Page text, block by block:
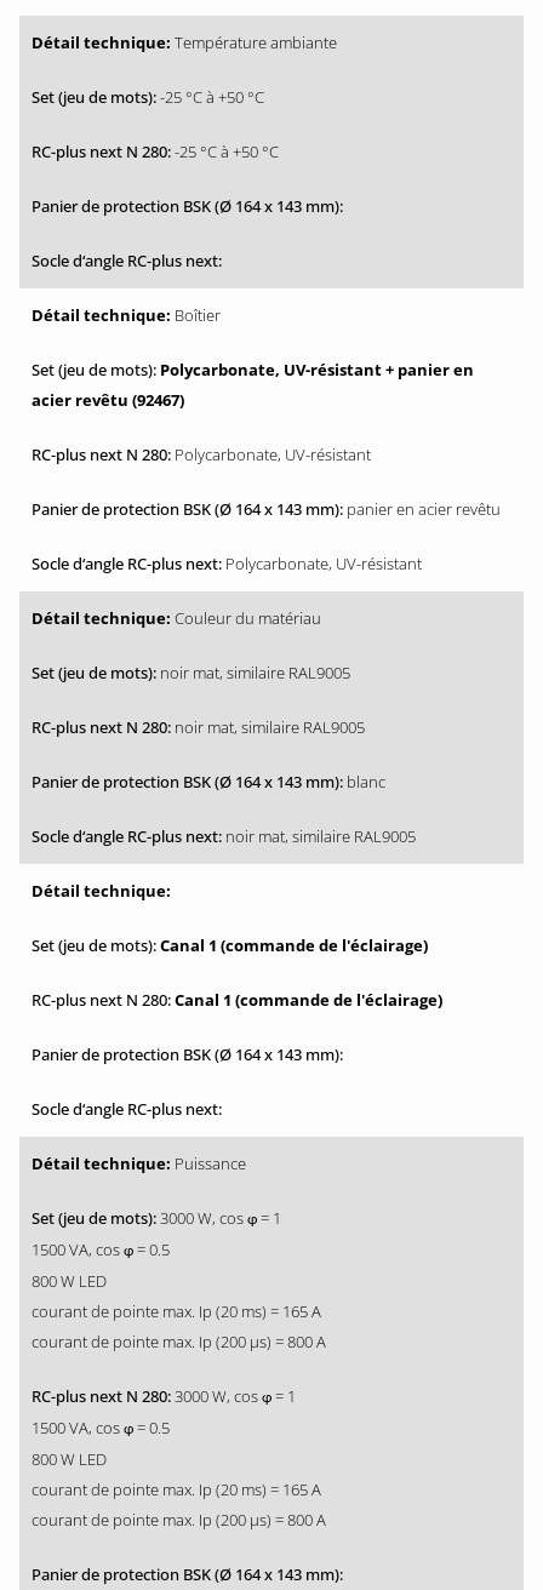
Température ambiante
-25 °C à +50 °C
-25 °C à +50 °C
Boîtier
Polycarbonate, UV-résistant + panier en
acier revêtu (92467)
Polycarbonate, UV-résistant
panier en acier revêtu
Polycarbonate, UV-résistant
Couleur du matériau
noir mat, similaire RAL9005
noir mat, similaire RAL9005
blanc
noir mat, similaire RAL9005
Canal 1 (commande de l'éclairage)
Canal 1 (commande de l'éclairage)
Puissance
3000 W, cos φ = 1
1500 VA, cos φ = 0.5
800 W LED
courant de pointe max. Ip (20 ms) = 165 A
courant de pointe max. Ip (200 µs) = 800 A
3000 W, cos φ = 1
1500 VA, cos φ = 0.5
800 W LED
courant de pointe max. Ip (20 ms) = 165 A
courant de pointe max. Ip (200 µs) = 800 A